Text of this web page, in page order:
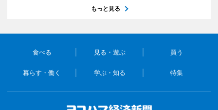
もっと見る
食べる 見る・遊ぶ 買う
暮らす・働く 学ぶ・知る 特集